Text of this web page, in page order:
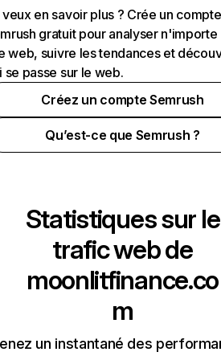
veux en savoir plus ? Crée un compte
gratuit pour analyser n'importe
web, suivre les tendances et
se passe sur le web.
Créez un compte Semrush
Qu’est-ce que Semrush ?
Statistiques sur le
trafic web de
moonlitfinance.co
m
un instantané des